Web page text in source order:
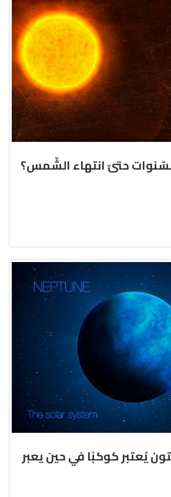
حتىّ انتهاء الشّمس؟
يُعتبر كوكبًا في حين يعبر